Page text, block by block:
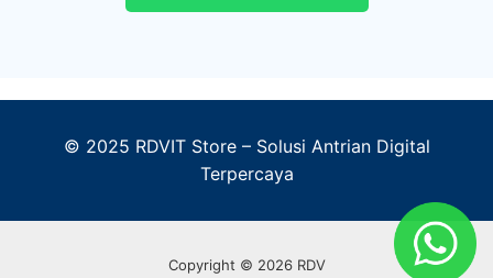
© 2025 RDVIT Store – Solusi Antrian Digital
Terpercaya
Copyright © 2026 RDV